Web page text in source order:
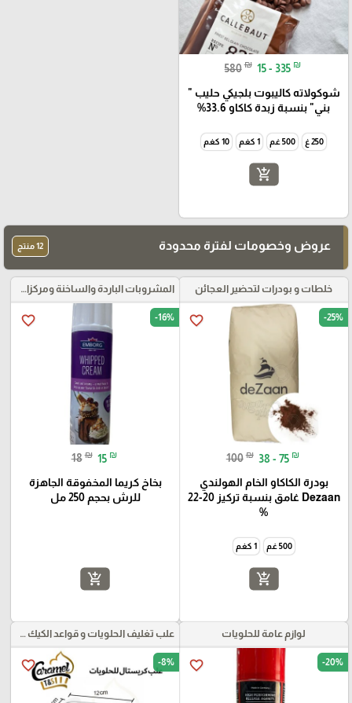
580 ₪ 15 - 335 ₪
شوكولاته كاليبوت بلجيكي حليب "
بني" بنسبة زبدة كاكاو 33.6%
250 غ 500 غم 1 كغم 10 كغم
add_shopping_cart
عروض وخصومات لفترة محدودة 12 منتج
خلطات و بودرات لتحضير العجائن
favorite_border -25%
100 ₪ 38 - 75 ₪
بودرة الكاكاو الخام الهولندي
Dezaan غامق بنسبة تركيز 20-22
%
500 غم 1 كغم
add_shopping_cart
المشروبات الباردة والساخنة ومركزات الموهيتو
favorite_border -16%
18 ₪ 15 ₪
بخاخ كريما المخفوقة الجاهزة
للرش بحجم 250 مل
add_shopping_cart
لوازم عامة للحلويات
favorite_border -20%
علب تغليف الحلويات و قواعد الكيك و علب بلاستيكية بأنواعها
favorite_border -8%